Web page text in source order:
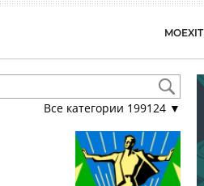
MOEXIT
Все категории 199124 ▼